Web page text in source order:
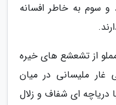
دارد و سوم به خاطر افسانه
از تشعشع های خیره
غار ملیسانی در میان
ای شفاف و زلال